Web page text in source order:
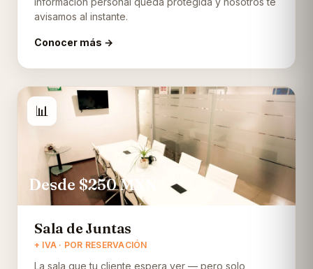
avisamos al instante.
Conocer más →
📊
Desde $250MXN
Sala de Juntas
+ IVA · POR RESERVACIÓN
La sala que tu cliente espera ver — pero solo